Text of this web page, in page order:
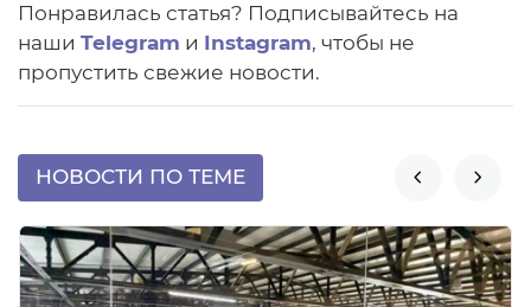
Понравилась статья? Подписывайтесь на
наши Telegram и Instagram, чтобы не
пропустить свежие новости.
НОВОСТИ ПО ТЕМЕ  